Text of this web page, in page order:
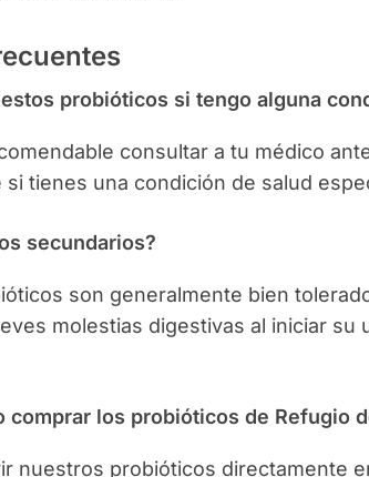
probióticos si tengo alguna
consultar a tu médico
si tienes una condición de salud
secundarios?
son generalmente bien
molestias digestivas al iniciar
comprar los probióticos de Refugio
nuestros probióticos directamente